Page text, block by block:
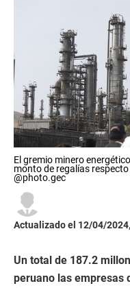
El gremio minero
monto de regalías
@photo.gec
Actualizado el 12/04/
Un total de 187.2
peruano las empresas